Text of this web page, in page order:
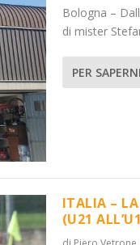
,Notizie
MISTER...
,News
Bologna –
di mister
PER
ITALIA –
(U21